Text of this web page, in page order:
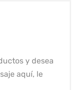
y desea
aquí, le